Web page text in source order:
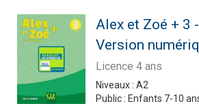
Alex et Zoé + 3
Version
Licence 4 ans
Niveaux : A2
Public : Enfants 7-10